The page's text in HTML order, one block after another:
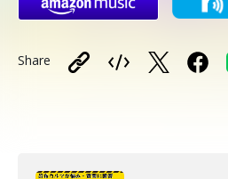
Share